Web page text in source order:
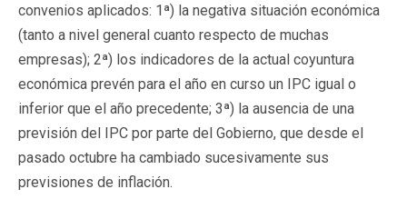
convenios aplicados: 1ª) la negativa situación económica
(tanto a nivel general cuanto respecto de muchas
empresas); 2ª) los indicadores de la actual coyuntura
económica prevén para el año en curso un IPC igual o
inferior que el año precedente; 3ª) la ausencia de una
previsión del IPC por parte del Gobierno, que desde el
pasado octubre ha cambiado sucesivamente sus
previsiones de inflación.